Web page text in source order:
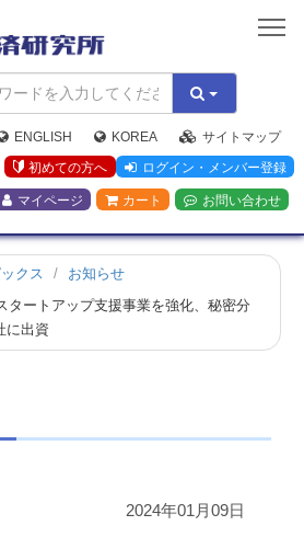
矢
野
経
済
研
究
所
ENGLISH KOREA
サイトマップ
初めての方へ
ログイン・メンバー登録
マイページ カート お問い合わせ
クス
お知らせ
タートアップ支援事業を強化、秘密分
に出資
2024年01月09日